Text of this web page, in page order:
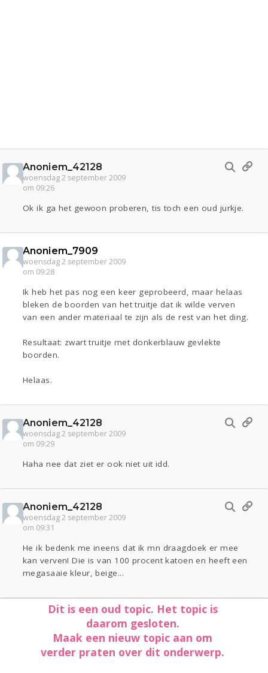
Anoniem_42128
woensdag 2 september 2009
om 09:26
Ok ik ga het gewoon proberen, tis toch een oud jurkje.
Anoniem_7909
woensdag 2 september 2009
om 09:28
Ik heb het pas nog een keer geprobeerd, maar helaas
bleken de boorden van het truitje dat ik wilde verven
van een ander materiaal te zijn als de rest van het ding.
Resultaat: zwart truitje met donkerblauw gevlekte
boorden.
Helaas.
Anoniem_42128
woensdag 2 september 2009
om 09:29
Haha nee dat ziet er ook niet uit idd.
Anoniem_42128
woensdag 2 september 2009
om 09:31
He ik bedenk me ineens dat ik mn draagdoek er mee
kan verven! Die is van 100 procent katoen en heeft een
megasaaie kleur, beige...
Dit is een oud topic. Het topic is
daarom gesloten.
Maak een nieuw topic aan om
verder praten over dit onderwerp.